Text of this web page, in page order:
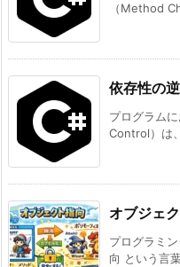
（Method
依存性の
プログラム
Control）は
オブジェ
プログラミ
向 という言